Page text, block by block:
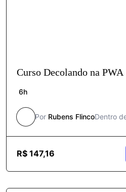
Curso Decolando na
6h
Por Rubens FlincoDentro
R$ 147,16